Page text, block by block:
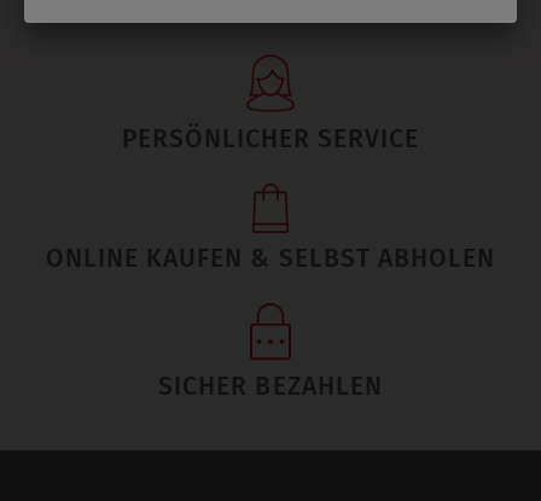
PERSÖNLICHER SERVICE
ONLINE KAUFEN & SELBST ABHOLEN
SICHER BEZAHLEN